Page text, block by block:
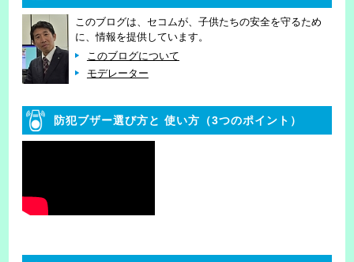
このブログは、セコムが、子供たちの安全を守るため
に、情報を提供しています。
このブログについて
モデレーター
防犯ブザー選び方と 使い方（3つのポイント）